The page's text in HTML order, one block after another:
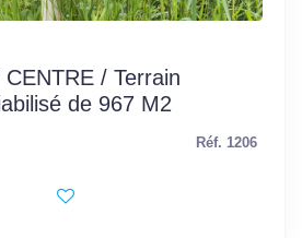
/ Terrain
de 967 M2
Réf. 1206